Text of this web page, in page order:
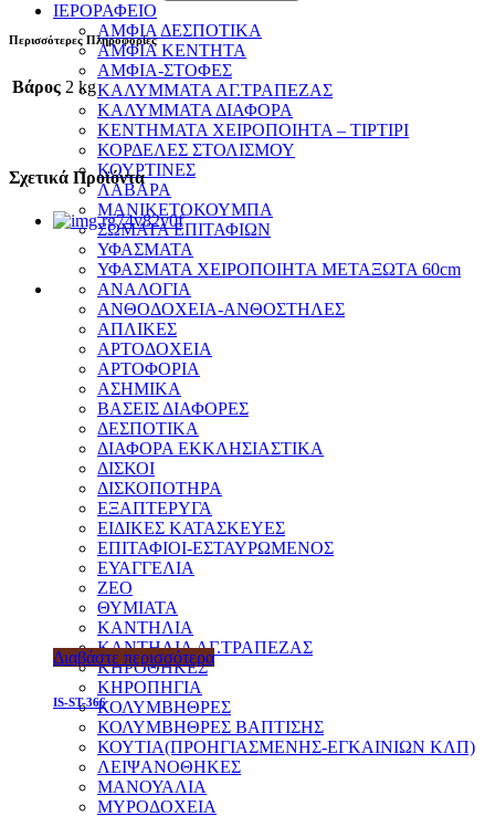
ΙΕΡΟΡΑΦΕΙΟ
ΑΜΦΙΑ ΔΕΣΠΟΤΙΚΑ
ΑΜΦΙΑ ΚΕΝΤΗΤΑ
ΑΜΦΙΑ-ΣΤΟΦΕΣ
ΚΑΛΥΜΜΑΤΑ ΑΓ.ΤΡΑΠΕΖΑΣ
ΚΑΛΥΜΜΑΤΑ ΔΙΑΦΟΡΑ
ΚΕΝΤΗΜΑΤΑ ΧΕΙΡΟΠΟΙΗΤΑ – ΤΙΡΤΙΡΙ
ΚΟΡΔΕΛΕΣ ΣΤΟΛΙΣΜΟΥ
ΚΟΥΡΤΙΝΕΣ
ΛΑΒΑΡΑ
ΜΑΝΙΚΕΤΟΚΟΥΜΠΑ
ΣΩΜΑΤΑ ΕΠΙΤΑΦΙΩΝ
ΥΦΑΣΜΑΤΑ
ΥΦΑΣΜΑΤΑ ΧΕΙΡΟΠΟΙΗΤΑ ΜΕΤΑΞΩΤΑ 60cm
ΑΝΑΛΟΓΙΑ
ΑΝΘΟΔΟΧΕΙΑ-ΑΝΘΟΣΤΗΛΕΣ
ΑΠΛΙΚΕΣ
ΑΡΤΟΔΟΧΕΙΑ
ΑΡΤΟΦΟΡΙΑ
ΑΣΗΜΙΚΑ
ΒΑΣΕΙΣ ΔΙΑΦΟΡΕΣ
ΔΕΣΠΟΤΙΚΑ
ΔΙΑΦΟΡΑ ΕΚΚΛΗΣΙΑΣΤΙΚΑ
ΔΙΣΚΟΙ
ΔΙΣΚΟΠΟΤΗΡΑ
ΕΞΑΠΤΕΡΥΓΑ
ΕΙΔΙΚΕΣ ΚΑΤΑΣΚΕΥΕΣ
ΕΠΙΤΑΦΙΟΙ-ΕΣΤΑΥΡΩΜΕΝΟΣ
ΕΥΑΓΓΕΛΙΑ
ΖΕΟ
ΘΥΜΙΑΤΑ
ΚΑΝΤΗΛΙΑ
ΚΑΝΤΗΛΙΑ ΑΓ.ΤΡΑΠΕΖΑΣ
ΚΗΡΟΘΗΚΕΣ
ΚΗΡΟΠΗΓΙΑ
ΚΟΛΥΜΒΗΘΡΕΣ
ΚΟΛΥΜΒΗΘΡΕΣ ΒΑΠΤΙΣΗΣ
ΚΟΥΤΙΑ(ΠΡΟΗΓΙΑΣΜΕΝΗΣ-ΕΓΚΑΙΝΙΩΝ ΚΛΠ)
ΛΕΙΨΑΝΟΘΗΚΕΣ
ΜΑΝΟΥΑΛΙΑ
ΜΥΡΟΔΟΧΕΙΑ
Περισσότερες Πληροφορίες
Βάρος 2 kg
Σχετικά Προϊόντα
Διαβάστε περισσότερα
IS-ST-366